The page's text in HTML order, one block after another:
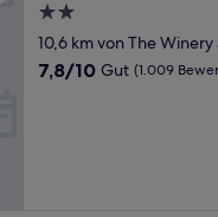
2.0-
Sterne-
Unterkunft
10,6 km von The
7.8
7,8/10 Gut (1.009